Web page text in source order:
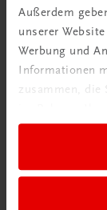
Außerdem
unserer
Werbung und
Informationen
zusammen, die
Das